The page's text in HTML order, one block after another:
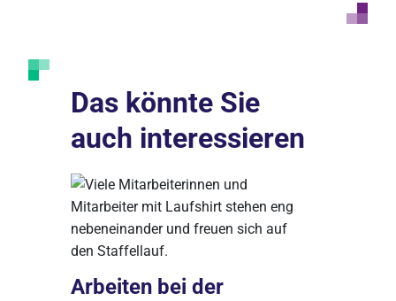
Das könnte Sie
auch interessieren
Arbeiten bei der